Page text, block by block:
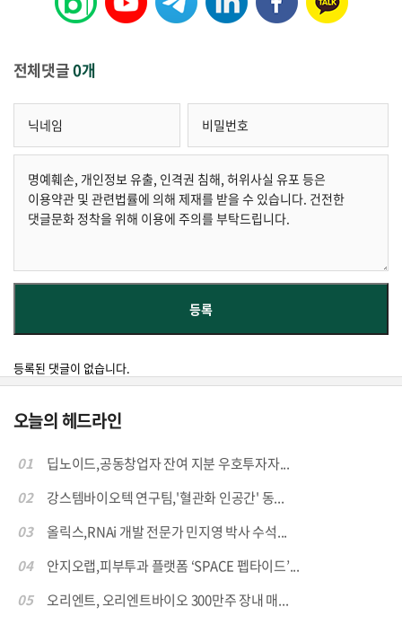
전체댓글0개
등록된 댓글이 없습니다.
오늘의 헤드라인
01
딥노이드,공동창업자 잔여 지분 우호투자자...
02
강스템바이오텍 연구팀,'혈관화 인공간' 동...
03
올릭스,RNAi 개발 전문가 민지영 박사 수석...
04
안지오랩,피부투과 플랫폼 ‘SPACE 펩타이드’...
05
오리엔트, 오리엔트바이오 300만주 장내 매...